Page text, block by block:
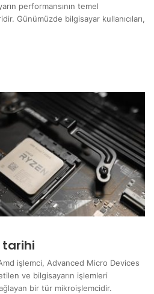
performansının temel
Günümüzde bilgisayar kullanıcıları,
tarihi
işlemci, Advanced Micro Devices
ve bilgisayarın işlemleri
bir tür mikroişlemcidir.